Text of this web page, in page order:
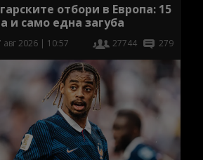
отбори в Европа: 15
и само една загуба
авг 2026 | 10:57 27744 279